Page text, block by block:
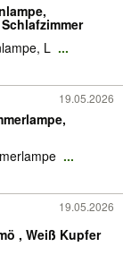
L ...
19.05.2026
...
19.05.2026
, Weiß Kupfer